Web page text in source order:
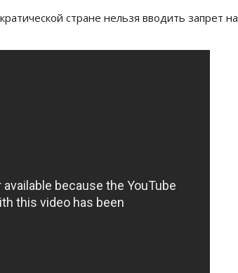
стране нельзя вводить запрет на